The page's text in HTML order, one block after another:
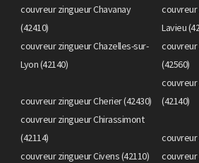
couvreur zingueur Chavanay
(42410)
couvreur
Lavieu
couvreur zingueur Chazelles-sur-
Lyon (42140)
couvreur
(42560)
couvreur zingueur Cherier (42430)
couvreur
(42140)
couvreur zingueur Chirassimont
(42114)
couvreur
couvreur zingueur Civens (42110)
couvreur